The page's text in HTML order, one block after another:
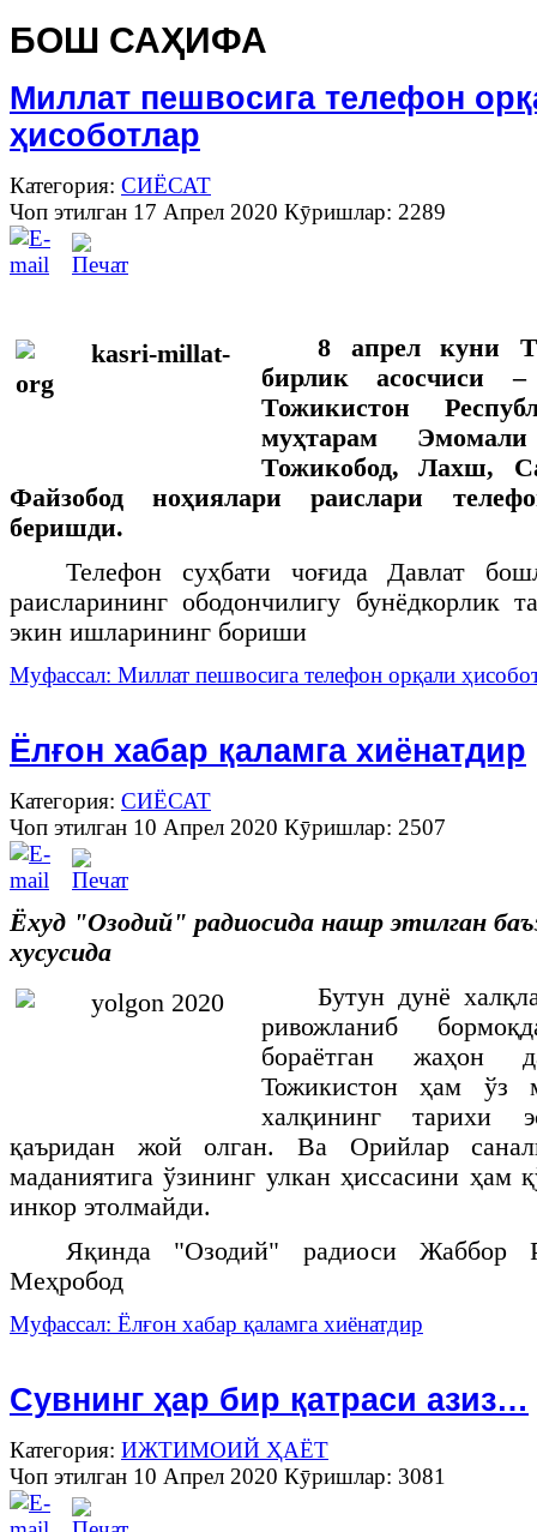
БОШ САҲИФА
Миллат пешвосига телефон
ҳисоботлар
Категория: СИЁСАТ
Чоп этилган 17 Апрел 2020 Кӯришлар: 2289
8 апрел куни
бирлик асосчиси
Тожикистон
муҳтарам
Тожикобод, Лахш,
Файзобод ноҳиялари раислари
беришди.
Телефон суҳбати чоғида Давлат
раисларининг ободончилигу бунёдкорлик
экин ишларининг бориши
Муфассал: Миллат пешвосига телефон орқали
Ёлғон хабар қаламга хиёнатдир
Категория: СИЁСАТ
Чоп этилган 10 Апрел 2020 Кӯришлар: 2507
Ёхуд "Озодий" радиосида нашр этилган
хусусида
Бутун дунё
ривожланиб
бораётган жаҳон
Тожикистон ҳам ўз
халқининг тарихи
қаъридан жой олган. Ва Орийлар
маданиятига ўзининг улкан ҳиссасини ҳам
инкор этолмайди.
Яқинда "Озодий" радиоси Жаббор
Меҳробод
Муфассал: Ёлғон хабар қаламга хиёнатдир
Сувнинг ҳар бир қатраси азиз…
Категория: ИЖТИМОИЙ ҲАЁТ
Чоп этилган 10 Апрел 2020 Кӯришлар: 3081